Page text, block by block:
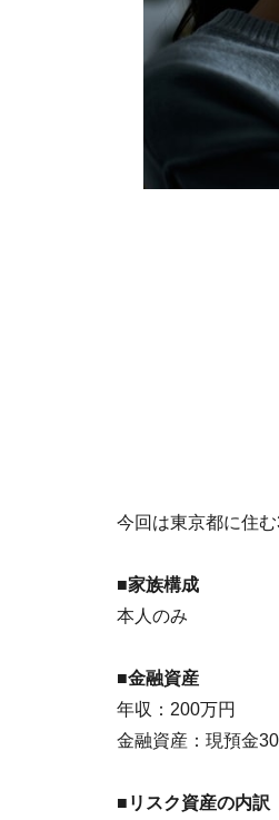
今回は東京都に住
■家族構成
本人のみ
■金融資産
年収：200万円
金融資産：現預金
■リスク資産の内訳